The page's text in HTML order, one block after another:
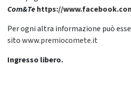
Com&Tehttps://
Per ogni altra informazione può
sitowww.premiocomete.it
Ingresso libero.